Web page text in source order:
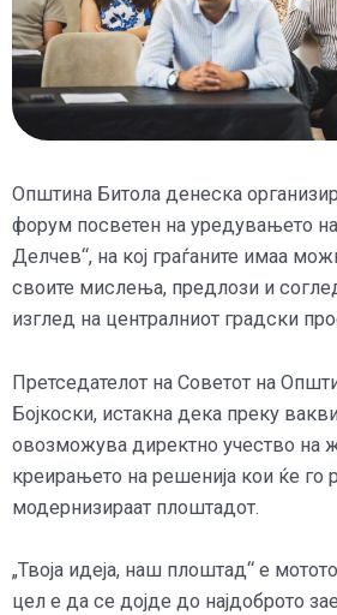
Општина Битола денеска
форум посветен на уредувањето
Делчев“, на кој граѓаните имаа
своите мислења, предлози и
изглед на централниот градски
Претседателот на Советот на
Бојкоски, истакна дека преку
овозможува директно учество на
креирањето на решенија кои ќе го
модернизираат плоштадот.
„Твоја идеја, наш плоштад“ е
цел е да се дојде до најдоброто